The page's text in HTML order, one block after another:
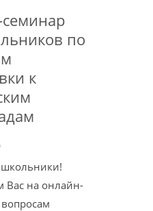
по
к
Вас на онлайн-